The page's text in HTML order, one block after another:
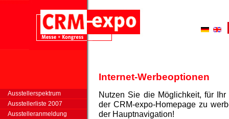
Ausstellerspektrum
Ausstellerliste 2007
Ausstelleranmeldung
Internet-Werbeoptionen
Nutzen Sie die Möglichkeit, für
der CRM-expo-Homepage zu
der Hauptnavigation!